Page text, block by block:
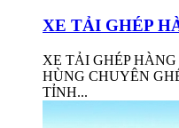
XE TẢI GHÉP
XE TẢI GHÉP
HÙNG CHUYÊN
TỈNH...